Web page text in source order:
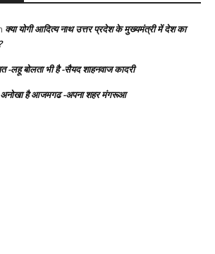
क्या योगी आदित्य नाथ उत्तर प्रदेश के मुख्यमंत्री में देश का
-लहू बोलता भी है -सैयद शाहनवाज कादरी
अनोखा है आजमगढ -अपना शहर मंगरूआ